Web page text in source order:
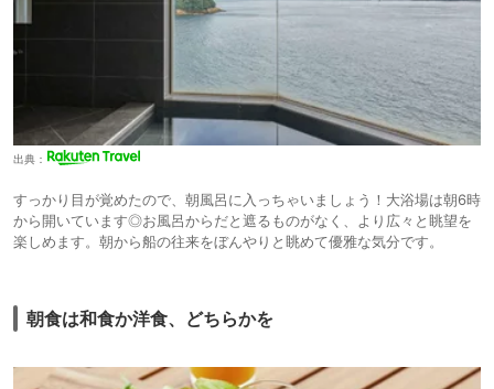
出典：
すっかり目が覚めたので、朝風呂に入っちゃいましょう！大浴場は朝6時
から開いています◎お風呂からだと遮るものがなく、より広々と眺望を
楽しめます。朝から船の往来をぼんやりと眺めて優雅な気分です。
朝食は和食か洋食、どちらかを